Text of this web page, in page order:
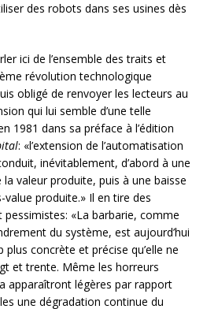
des robots dans ses usines dès
ici de l’ensemble des traits et
révolution technologique
obligé de renvoyer les lecteurs au
qui lui semble d’une telle
1981 dans sa préface à l’édition
: «l’extension de l’automatisation
inévitablement, d’abord à une
valeur produite, puis à une baisse
produite.» Il en tire des
«La barbarie, comme
du système, est aujourd’hui
concrète et précise qu’elle ne
et trente. Même les horreurs
apparaîtront légères par rapport
une dégradation continue du